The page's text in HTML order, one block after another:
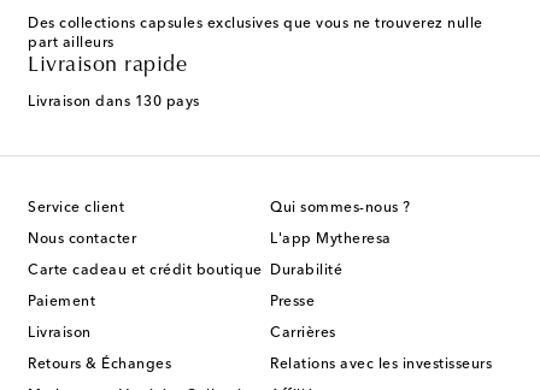
Des collections capsules exclusives que vous ne trouverez nulle
part ailleurs
Livraison rapide
Livraison dans 130 pays
Service client
Nous contacter
Carte cadeau et crédit boutique
Paiement
Livraison
Retours & Échanges
Qui sommes-nous ?
L'app Mytheresa
Durabilité
Presse
Carrières
Relations avec les investisseurs